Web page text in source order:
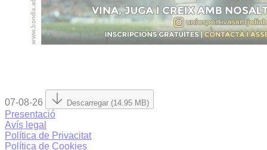
07-08-26 Descarregar (14.95 MB)
Presentació
Avís legal
Política de Privacitat
Política de Cookies